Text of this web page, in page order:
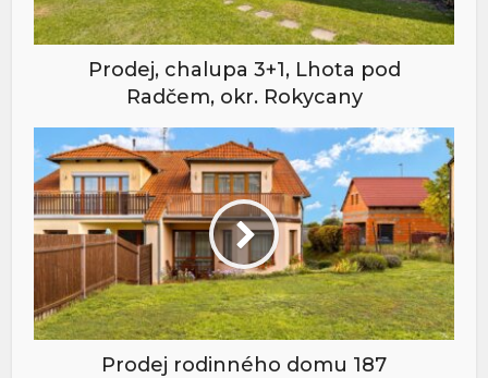
Prodej, chalupa 3+1, Lhota pod
Radčem, okr. Rokycany
Prodej rodinného domu 187